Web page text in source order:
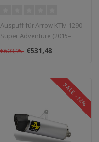
Auspuff für Arrow KTM 1290
Super Adventure (2015–
2016) Aluminium Race-Tech
€603,95 €531,48
SALE -12%